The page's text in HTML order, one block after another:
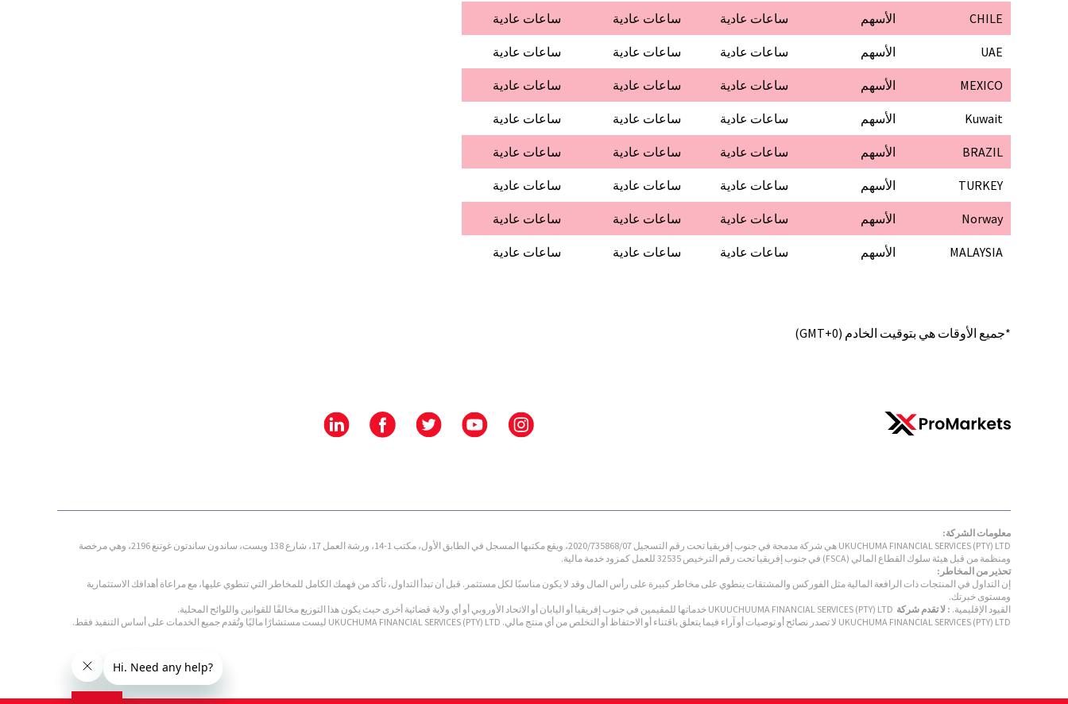
CHILE الأسهم ساعات عادية ساعات عادية ساعات عادية
UAE الأسهم ساعات عادية ساعات عادية ساعات عادية
MEXICO الأسهم ساعات عادية ساعات عادية ساعات عادية
Kuwait الأسهم ساعات عادية ساعات عادية ساعات عادية
BRAZIL الأسهم ساعات عادية ساعات عادية ساعات عادية
TURKEY الأسهم ساعات عادية ساعات عادية ساعات عادية
Norway الأسهم ساعات عادية ساعات عادية ساعات عادية
MALAYSIA الأسهم ساعات عادية ساعات عادية ساعات عادية
*جميع الأوقات هي بتوقيت الخادم (GMT+0)
معلومات الشركة:
UKUCHUMA FINANCIAL SERVICES (PTY) LTD هي شركة مدمجة في جنوب إفريقيا تحت رقم التسجيل 2020/735868/07، ويقع مكتبها المسجل في الطابق الأول، مكتب 1-14، ورشة العمل 17، شارع 138 ويست، ساندون ساندتون غوتنغ 2196، وهي مرخصة
ومنظمة من قبل هيئة سلوك القطاع المالي (FSCA) في جنوب إفريقيا تحت رقم الترخيص 32535 للعمل كمزود خدمة مالية.
تحذير من المخاطر:
إن التداول في المنتجات ذات الرافعة المالية مثل الفوركس والمشتقات ينطوي على مخاطر كبيرة على رأس المال وقد لا يكون مناسبًا لكل مستثمر. قبل أن تبدأ التداول، تأكد من فهمك الكامل للمخاطر التي تنطوي عليها، مع مراعاة أهدافك الاستثمارية
ومستوى خبرتك.
القيود الإقليمية. : لا تقدم شركة
UKUCHUMA FINANCIAL SERVICES (PTY) LTD لا تصدر نصائح أو توصيات أو آراء فيما يتعلق باقتناء أو الاحتفاظ أو التخلص من أي منتج مالي. UKUCHUMA FINANCIAL SERVICES (PTY) LTD ليست مستشارًا ماليًا وتُقدم جميع الخدمات على أساس التنفيذ فقط.